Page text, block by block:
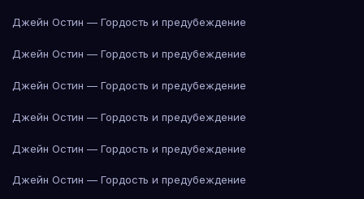
Джейн Остин — Гордость и предубеждение
Джейн Остин — Гордость и предубеждение
Джейн Остин — Гордость и предубеждение
Джейн Остин — Гордость и предубеждение
Джейн Остин — Гордость и предубеждение
Джейн Остин — Гордость и предубеждение